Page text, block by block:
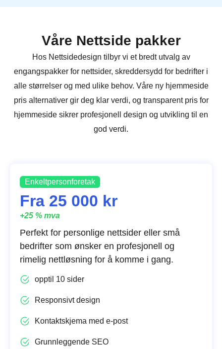
Våre Nettside pakker
Hos Nettsidedesign tilbyr vi et bredt utvalg av
engangspakker for nettsider, skreddersydd for bedrifter i
alle størrelser og med ulike behov. Våre ny hjemmeside
pris alternativer gir deg klar verdi, og transparent pris for
hjemmeside sikrer profesjonell design og utvikling til en
god verdi.
Enkeltpersonforetak
Fra 25 000 kr
+25 % mva
Perfekt for personlige nettsider eller små
bedrifter som ønsker en profesjonell og
rimelig nettløsning for å komme i gang.
opptil 10 sider
Responsivt design
Kontaktskjema med e-post
Grunnleggende SEO